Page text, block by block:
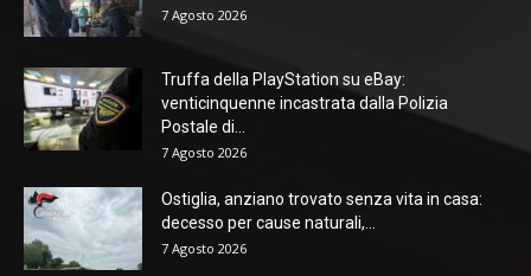
7 Agosto 2026
Truffa della PlayStation su eBay:
venticinquenne incastrata dalla Polizia
Postale di...
7 Agosto 2026
Ostiglia, anziano trovato senza vita in casa:
decesso per cause naturali,...
7 Agosto 2026